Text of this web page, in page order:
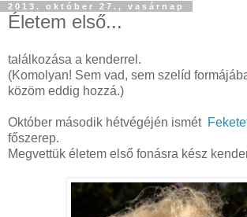
2013. október 27., vasárnap
Életem első...
találkozása a kenderrel.
(Komolyan! Sem vad, sem szelíd
közöm eddig hozzá.)
Október második hétvégéjén ismét
főszerep.
Megvettük életem első fonásra kész